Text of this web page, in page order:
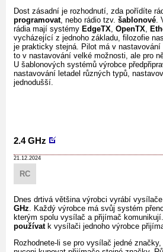
Dost zásadní je rozhodnutí, zda pořídíte
programovat, nebo rádio tzv. šablonové.
rádia mají systémy EdgeTX, OpenTX,
vycházející z jednoho základu, filozofie
je prakticky stejná. Pilot má v
to v nastavování velké možnosti, ale pro
U šablonových systémů výrobce
nastavování letadel různých typů,
jednodušší.
2.4 GHz
21.12.2024
RC
Dnes drtivá většina výrobci vyrábí
GHz . Každý výrobce má svůj systém
kterým spolu vysílač a přijímač komunikují.
používatk vysílači jednoho výrobce
Rozhodnete-li se pro vysílač jedné